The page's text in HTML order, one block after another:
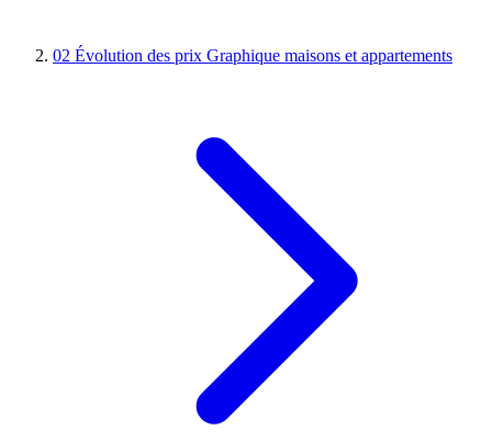
02 Évolution des prix Graphique maisons et appartements